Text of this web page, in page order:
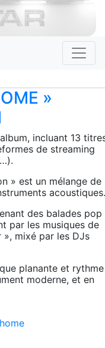
»
incluant 13
de streaming
» est un mélange de
acoustiques.
des balades pop
par les musiques de
mixé par les DJs
planante et rythme
moderne, et en